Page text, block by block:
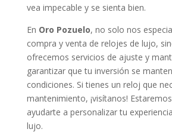
vea impecable y se sienta bien.
En Oro Pozuelo, no solo nos
compra y venta de relojes de lujo,
ofrecemos servicios de ajuste y
garantizar que tu inversión se
condiciones. Si tienes un reloj que
mantenimiento, ¡visítanos!
ayudarte a personalizar tu
lujo.